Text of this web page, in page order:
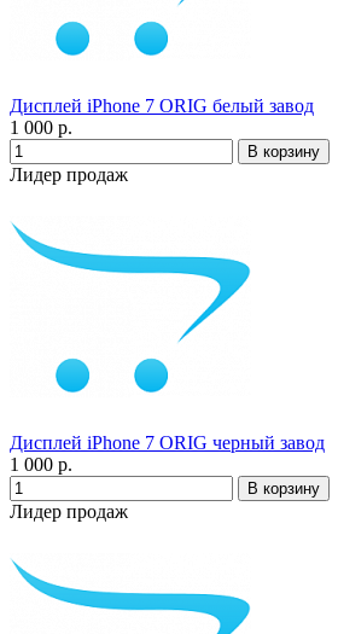
Дисплей iPhone 7 ORIG белый завод
1 000 р.
Лидер продаж
Дисплей iPhone 7 ORIG черный завод
1 000 р.
Лидер продаж